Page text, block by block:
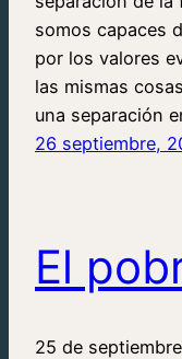
somos capaces
por los valores
las mismas
una separación
26 septiembre,
El
25 de